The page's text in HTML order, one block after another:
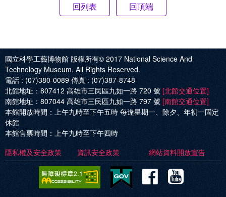
回頂端
國立科學工藝博物館 版權所有© 2017 National Science And
Technology Museum. All Rights Reserved.
電話 : (07)380-0089 傳真 : (07)387-8748
北館地址： 807412 高雄市三民區九如一路 720 號 [北館交通位置]
南館地址： 807044 高雄市三民區九如一路 797 號 [南館交通位置]
本館開放時間： 上午九時至下午五時 每逢星期一、除夕、年初一固定
休館
本館售票時間： 上午九時至下午四時
隱私權及安全政策
資訊安全政策 網站資料開放宣告